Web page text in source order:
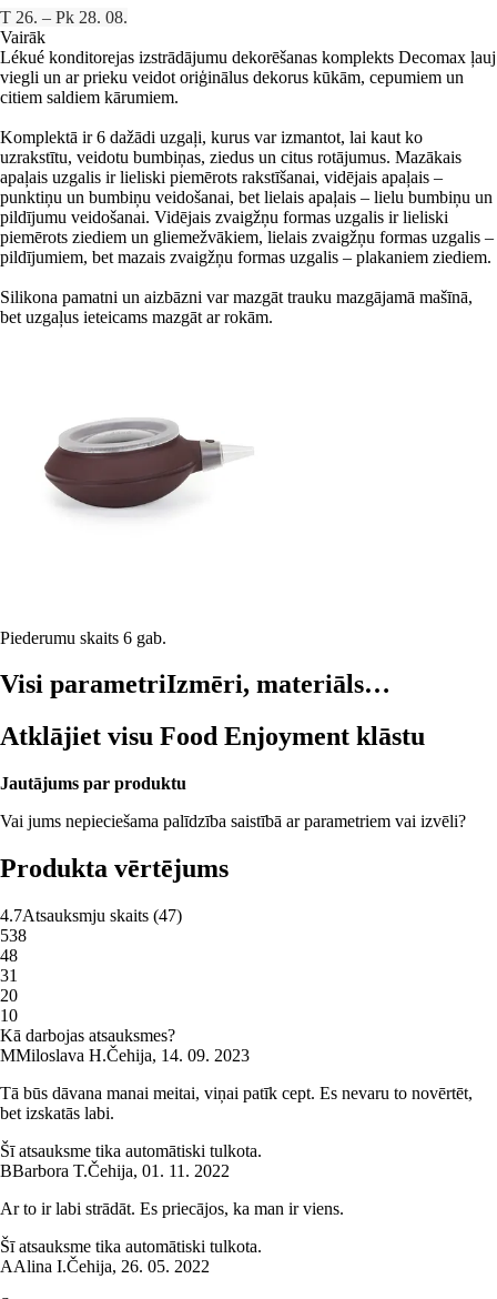
T 26. – Pk 28. 08.
Vairāk
Lékué konditorejas izstrādājumu dekorēšanas komplekts Decomax ļauj
viegli un ar prieku veidot oriģinālus dekorus kūkām, cepumiem un
citiem saldiem kārumiem.
Komplektā ir 6 dažādi uzgaļi, kurus var izmantot, lai kaut ko
uzrakstītu, veidotu bumbiņas, ziedus un citus rotājumus. Mazākais
apaļais uzgalis ir lieliski piemērots rakstīšanai, vidējais apaļais –
punktiņu un bumbiņu veidošanai, bet lielais apaļais – lielu bumbiņu un
pildījumu veidošanai. Vidējais zvaigžņu formas uzgalis ir lieliski
piemērots ziediem un gliemežvākiem, lielais zvaigžņu formas uzgalis –
pildījumiem, bet mazais zvaigžņu formas uzgalis – plakaniem ziediem.
Silikona pamatni un aizbāzni var mazgāt trauku mazgājamā mašīnā,
bet uzgaļus ieteicams mazgāt ar rokām.
Piederumu skaits 6 gab.
Visi parametriIzmēri, materiāls…
Atklājiet visu Food Enjoyment klāstu
Jautājums par produktu
Vai jums nepieciešama palīdzība saistībā ar parametriem vai izvēli?
Produkta vērtējums
4.7Atsauksmju skaits (47)
538
48
31
20
10
Kā darbojas atsauksmes?
MMiloslava H.Čehija, 14. 09. 2023
Tā būs dāvana manai meitai, viņai patīk cept. Es nevaru to novērtēt,
bet izskatās labi.
Šī atsauksme tika automātiski tulkota.
BBarbora T.Čehija, 01. 11. 2022
Ar to ir labi strādāt. Es priecājos, ka man ir viens.
Šī atsauksme tika automātiski tulkota.
AAlina I.Čehija, 26. 05. 2022